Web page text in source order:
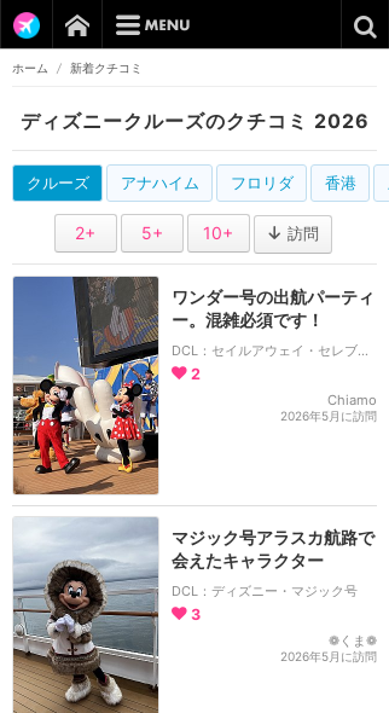
ホーム / 新着クチコミ
ディズニークルーズのクチコミ 2026
クルーズ アナハイム フロリダ 香港
2+ 5+ 10+ 訪問
ワンダー号の出航パーティ
ー。混雑必須です！
DCL：セイルアウェイ・セレブレーション
2
Chiamo
2026年5月に訪問
マジック号アラスカ航路で
会えたキャラクター
DCL：ディズニー・マジック号
3
❁くま❁
2026年5月に訪問